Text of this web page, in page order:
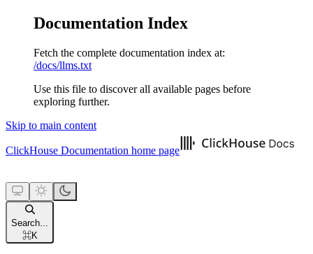
Documentation Index
Fetch the complete documentation index at:
/docs/llms.txt
Use this file to discover all available pages before
exploring further.
Skip to main content
ClickHouse Documentation home page
Search...
⌘K